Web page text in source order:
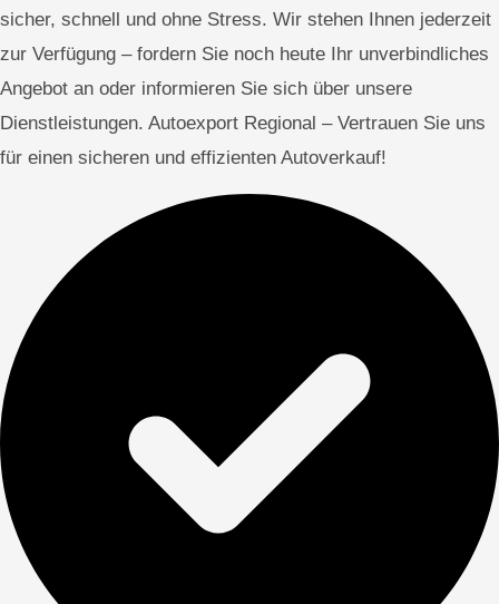
sicher, schnell und ohne Stress. Wir stehen Ihnen jederzeit
zur Verfügung – fordern Sie noch heute Ihr unverbindliches
Angebot an oder informieren Sie sich über unsere
Dienstleistungen. Autoexport Regional – Vertrauen Sie uns
für einen sicheren und effizienten Autoverkauf!